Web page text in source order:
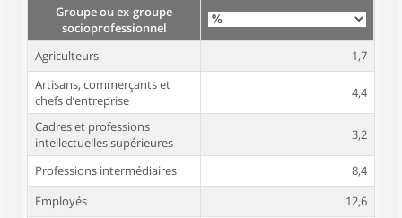
Groupe ou ex-groupe
socioprofessionnel
Agriculteurs
1,7
Artisans, commerçants et
chefs d’entreprise
4,4
Cadres et professions
intellectuelles supérieures
3,2
Professions intermédiaires
8,4
Employés
12,6